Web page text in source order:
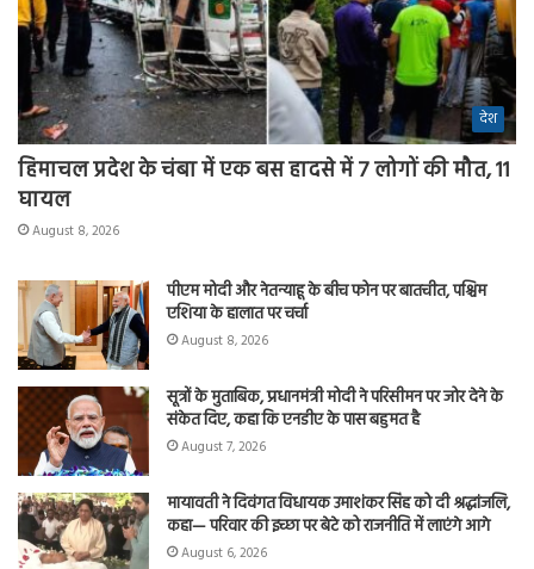
देश
हिमाचल प्रदेश के चंबा में एक बस हादसे में 7 लोगों की मौत, 11
घायल
August 8, 2026
पीएम मोदी और नेतन्याहू के बीच फोन पर बातचीत, पश्चिम
एशिया के हालात पर चर्चा
August 8, 2026
सूत्रों के मुताबिक, प्रधानमंत्री मोदी ने परिसीमन पर जोर देने के
संकेत दिए, कहा कि एनडीए के पास बहुमत है
August 7, 2026
मायावती ने दिवंगत विधायक उमाशंकर सिंह को दी श्रद्धांजलि,
कहा— परिवार की इच्छा पर बेटे को राजनीति में लाएंगे आगे
August 6, 2026